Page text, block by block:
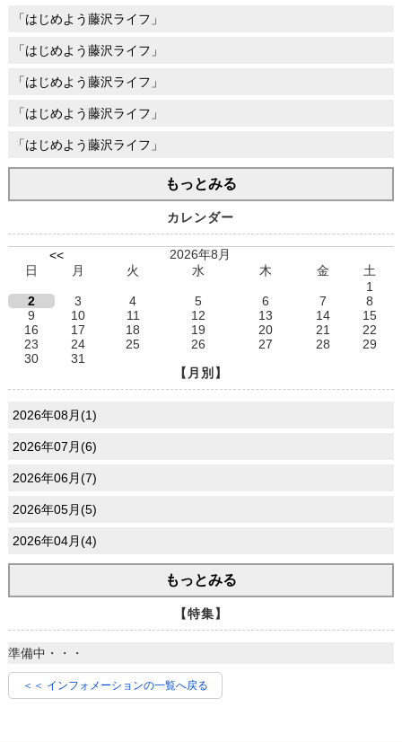
「はじめよう藤沢ライフ」
「はじめよう藤沢ライフ」
「はじめよう藤沢ライフ」
「はじめよう藤沢ライフ」
「はじめよう藤沢ライフ」
もっとみる
カレンダー
<<
2026年8月
日
月 火 水 木 金
土
1
2
3 4 5 6 7
8
9
10 11 12 13 14
15
16
17 18 19 20 21
22
23
24 25 26 27 28
29
30
31
【月別】
2026年08月(1)
2026年07月(6)
2026年06月(7)
2026年05月(5)
2026年04月(4)
もっとみる
【特集】
準備中・・・
＜＜ インフォメーションの一覧へ戻る